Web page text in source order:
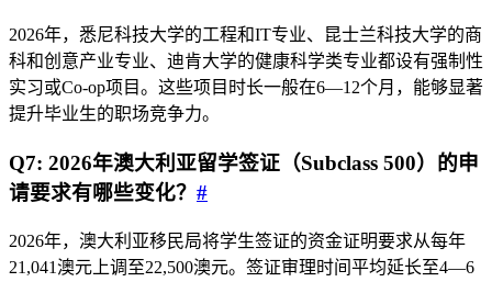
2026年，悉尼科技大学的工程和IT专业、昆士兰科技大学的商
科和创意产业专业、迪肯大学的健康科学类专业都设有强制性
实习或Co-op项目。这些项目时长一般在6—12个月，能够显著
提升毕业生的职场竞争力。
Q7: 2026年澳大利亚留学签证（Subclass 500）的申
请要求有哪些变化？ #
2026年，澳大利亚移民局将学生签证的资金证明要求从每年
21,041澳元上调至22,500澳元。签证审理时间平均延长至4—6